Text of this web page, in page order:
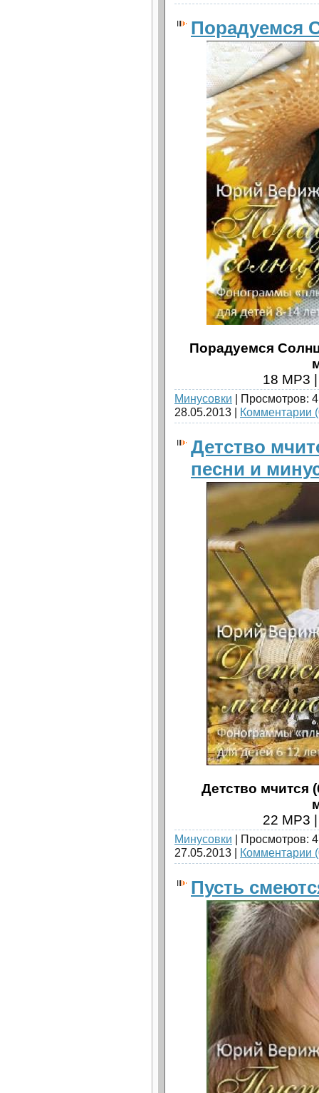
Порадуемся
Порадуемся
18 MP3
Минусовки | Просмотров:
28.05.2013 | Комментарии
Детство
песни и
Детство мчится
22 MP3
Минусовки | Просмотров:
27.05.2013 | Комментарии
Пусть